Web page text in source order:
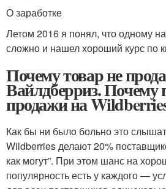
О заработке
Летом 2016 я понял, что одному
сложно и нашел хороший курс по
Почему товар не
Вайлдберриз. Почему
продажи на
Как бы ни было больно это
Wildberries делают 20%
как могут”. При этом шанс на
популярность есть у каждого —